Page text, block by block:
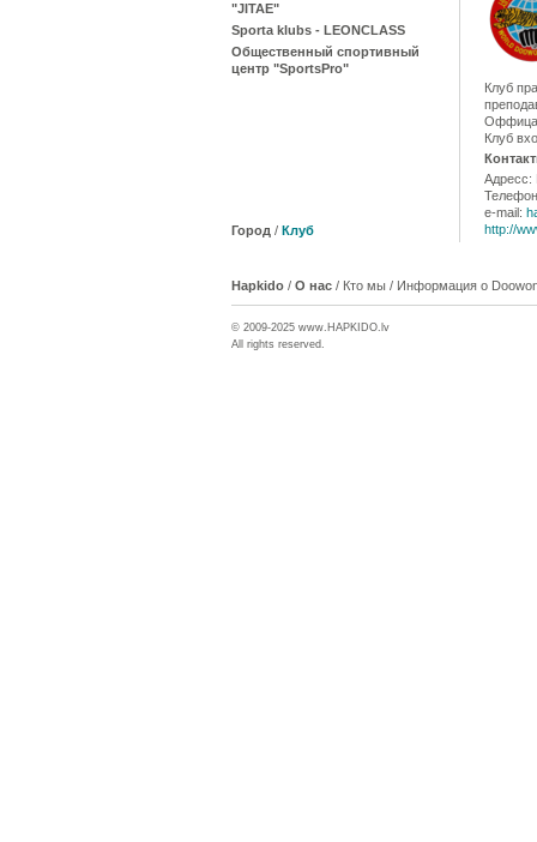
"JITAE"
Sporta klubs - LEONCLASS
Общественный спортивный
центр "SportsPro"
Клуб
Клуб
Адресс:
e-mail:
http://
Город / Клуб
Hapkido / О нас / Кто мы / Информация о
© 2009-2025 www. HAPKIDO.lv
All rights reserved.